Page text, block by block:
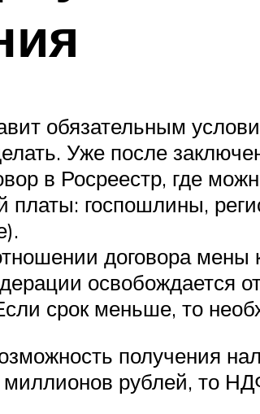
обязательным
Уже после
в Росреестр, где
платы: госпошлины,
договора
освобождается
срок меньше, то
получения
миллионов рублей, то